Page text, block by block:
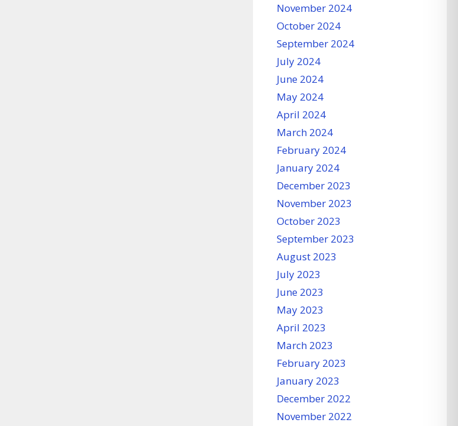
November 2024
October 2024
September 2024
July 2024
June 2024
May 2024
April 2024
March 2024
February 2024
January 2024
December 2023
November 2023
October 2023
September 2023
August 2023
July 2023
June 2023
May 2023
April 2023
March 2023
February 2023
January 2023
December 2022
November 2022